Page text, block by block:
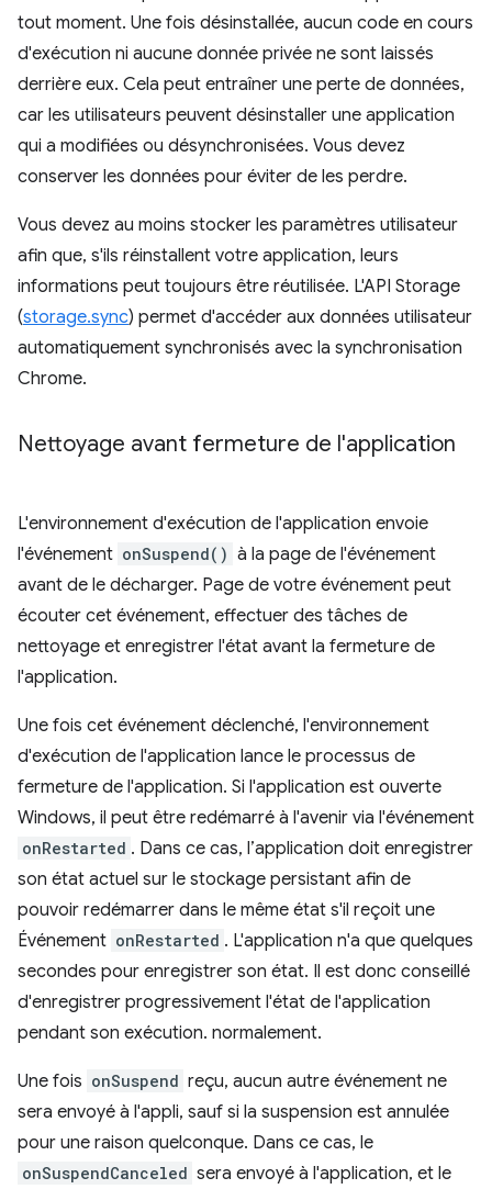
tout moment. Une fois désinstallée, aucun code en cours
d'exécution ni aucune donnée privée ne sont laissés
derrière eux. Cela peut entraîner une perte de données,
car les utilisateurs peuvent désinstaller une application
qui a modifiées ou désynchronisées. Vous devez
conserver les données pour éviter de les perdre.
Vous devez au moins stocker les paramètres utilisateur
afin que, s'ils réinstallent votre application, leurs
informations peut toujours être réutilisée. L'API Storage
(storage.sync) permet d'accéder aux données utilisateur
automatiquement synchronisés avec la synchronisation
Chrome.
Nettoyage avant fermeture de l'application
L'environnement d'exécution de l'application envoie
l'événement onSuspend() à la page de l'événement
avant de le décharger. Page de votre événement peut
écouter cet événement, effectuer des tâches de
nettoyage et enregistrer l'état avant la fermeture de
l'application.
Une fois cet événement déclenché, l'environnement
d'exécution de l'application lance le processus de
fermeture de l'application. Si l'application est ouverte
Windows, il peut être redémarré à l'avenir via l'événement
onRestarted . Dans ce cas, l’application doit enregistrer
son état actuel sur le stockage persistant afin de
pouvoir redémarrer dans le même état s'il reçoit une
Événement onRestarted . L'application n'a que quelques
secondes pour enregistrer son état. Il est donc conseillé
d'enregistrer progressivement l'état de l'application
pendant son exécution. normalement.
Une fois onSuspend reçu, aucun autre événement ne
sera envoyé à l'appli, sauf si la suspension est annulée
pour une raison quelconque. Dans ce cas, le
onSuspendCanceled sera envoyé à l'application, et le